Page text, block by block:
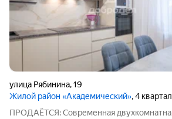
улица Рябинина,19
Жилой район «Академический», 4
ПРОДАЁТСЯ: Современная